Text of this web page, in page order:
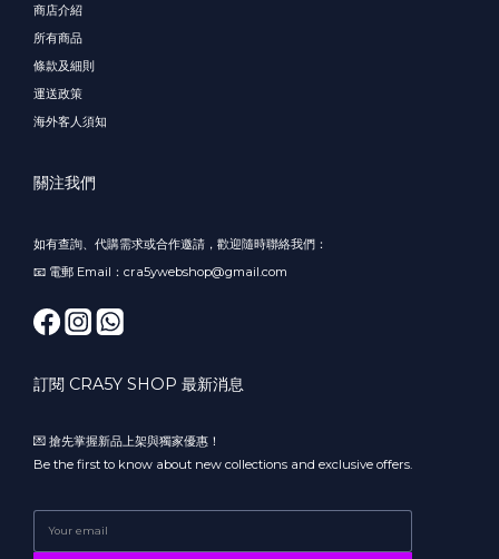
商店介紹
所有商品
條款及細則
運送政策
海外客人須知
關注我們
如有查詢、代購需求或合作邀請，歡迎隨時聯絡我們：
📧 電郵 Email：cra5ywebshop@gmail.com
訂閱 CRA5Y SHOP 最新消息
💌 搶先掌握新品上架與獨家優惠！
Be the first to know about new collections and exclusive offers.